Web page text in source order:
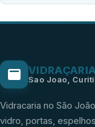
Sao Joao,
Vidracaria no São
vidro, portas,